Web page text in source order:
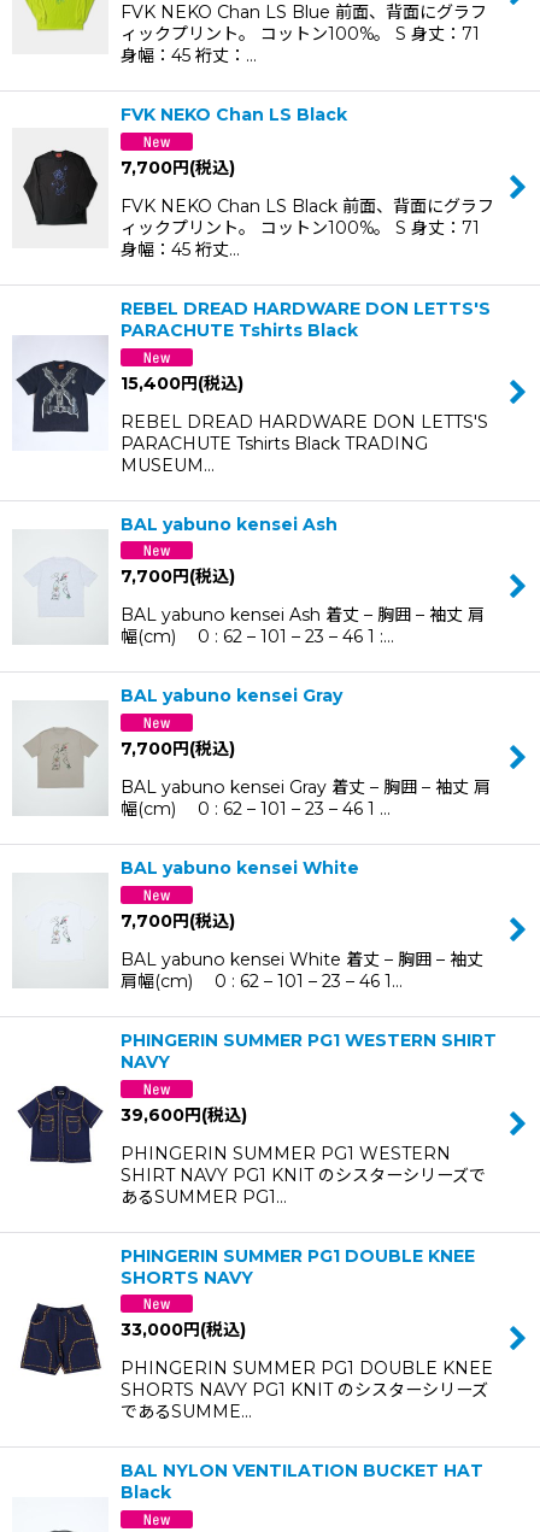
FVK NEKO Chan LS Blue 前面、背面にグラフ
ィックプリント。 コットン100%。 S 身丈：71
身幅：45 裄丈：…
FVK NEKO Chan LS Black
7,700円(税込)
FVK NEKO Chan LS Black 前面、背面にグラフ
ィックプリント。 コットン100%。 S 身丈：71
身幅：45 裄丈…
REBEL DREAD HARDWARE DON LETTS'S
PARACHUTE Tshirts Black
15,400円(税込)
REBEL DREAD HARDWARE DON LETTS'S
PARACHUTE Tshirts Black TRADING
MUSEUM…
BAL yabuno kensei Ash
7,700円(税込)
BAL yabuno kensei Ash 着丈 – 胸囲 – 袖丈 肩
幅(cm) 0 : 62 – 101 – 23 – 46 1 :…
BAL yabuno kensei Gray
7,700円(税込)
BAL yabuno kensei Gray 着丈 – 胸囲 – 袖丈 肩
幅(cm) 0 : 62 – 101 – 23 – 46 1 …
BAL yabuno kensei White
7,700円(税込)
BAL yabuno kensei White 着丈 – 胸囲 – 袖丈
肩幅(cm) 0 : 62 – 101 – 23 – 46 1…
PHINGERIN SUMMER PG1 WESTERN SHIRT
NAVY
39,600円(税込)
PHINGERIN SUMMER PG1 WESTERN
SHIRT NAVY PG1 KNIT のシスターシリーズで
あるSUMMER PG1…
PHINGERIN SUMMER PG1 DOUBLE KNEE
SHORTS NAVY
33,000円(税込)
PHINGERIN SUMMER PG1 DOUBLE KNEE
SHORTS NAVY PG1 KNIT のシスターシリーズ
であるSUMME…
BAL NYLON VENTILATION BUCKET HAT
Black